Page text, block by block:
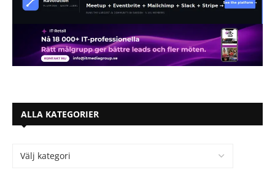
ALLA KATEGORIER